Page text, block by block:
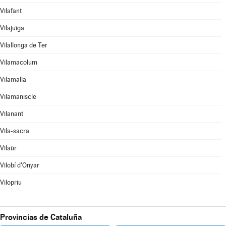
Vilafant
Vilajuïga
Vilallonga de Ter
Vilamacolum
Vilamalla
Vilamaniscle
Vilanant
Vila-sacra
Vilaür
Vilobí d'Onyar
Vilopriu
Provincias de Cataluña